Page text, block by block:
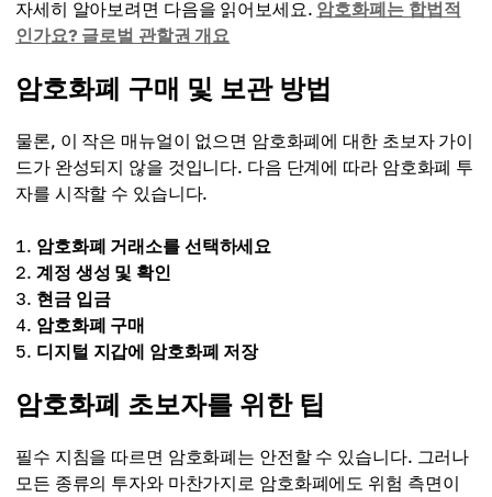
자세히 알아보려면 다음을 읽어보세요. 암호화폐는 합법적
인가요? 글로벌 관할권 개요
암호화폐 구매 및 보관 방법
물론, 이 작은 매뉴얼이 없으면 암호화폐에 대한 초보자 가이
드가 완성되지 않을 것입니다. 다음 단계에 따라 암호화폐 투
자를 시작할 수 있습니다.
암호화폐 거래소를 선택하세요
계정 생성 및 확인
현금 입금
암호화폐 구매
디지털 지갑에 암호화폐 저장
암호화폐 초보자를 위한 팁
필수 지침을 따르면 암호화폐는 안전할 수 있습니다. 그러나
모든 종류의 투자와 마찬가지로 암호화폐에도 위험 측면이